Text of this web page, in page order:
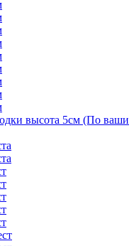
высота 5см (По